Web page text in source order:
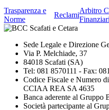
Trasparenza e
Norme
Reclami
Arbitro
Sede Legale e Direzione
Via P. Melchiade, 37
84018 Scafati (SA)
Tel: 081 8570111 - Fax:
Codice Fiscale e Numero
CCIAA REA SA 4635
Banca aderente al Gruppo
Società partecipante al